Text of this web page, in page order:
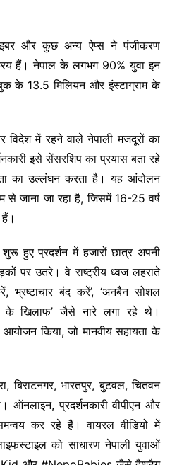
और कुछ अन्य ऐप्स ने पंजीकरण
हैं। नेपाल के लगभग 90% युवा इन
के 13.5 मिलियन और इंस्टाग्राम के
विदेश में रहने वाले नेपाली मजदूरों का
इसे सेंसरशिप का प्रयास बता रहे
का उल्लंघन करता है। यह आंदोलन
जाना जा रहा है, जिसमें 16-25 वर्ष
हुए प्रदर्शन में हजारों छात्र अपनी
पर उतरे। वे राष्ट्रीय ध्वज लहराते
भ्रष्टाचार बंद करें’, ‘अनबैन सोशल
के खिलाफ’ जैसे नारे लगा रहे थे।
आयोजन किया, जो मानवीय सहायता के
बिराटनगर, भारतपुर, बुटवल, चितवन
प्रदर्शनकारी वीपीएन और
कर रहे हैं। वायरल वीडियो में
को साधारण नेपाली युवाओं